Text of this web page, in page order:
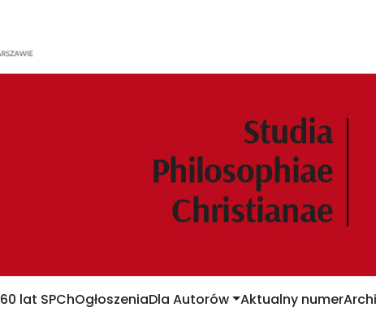
60 lat SPChOgłoszeniaDla Autorów Aktualny numer